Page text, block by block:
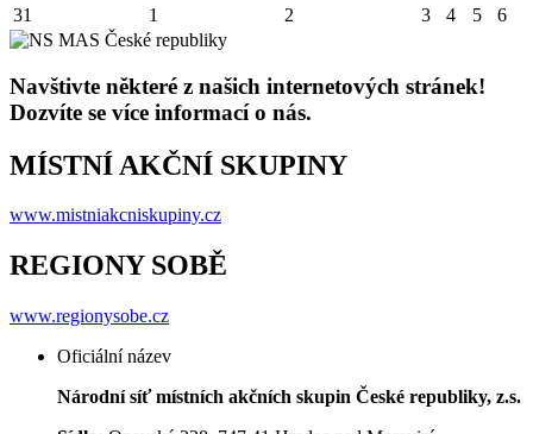
31
1 2 3 4 5 6
Navštivte některé z našich internetových stránek!
Dozvíte se více informací o nás.
MÍSTNÍ AKČNÍ SKUPINY
www.mistniakcniskupiny.cz
REGIONY SOBĚ
www.regionysobe.cz
Oficiální název
Národní síť místních akčních skupin České republiky, z.s.